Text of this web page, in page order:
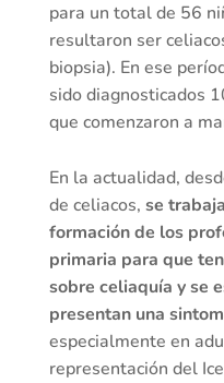
para un total de 56
resultaron ser
biopsia). En ese
sido diagnosticados
que comenzaron a
En la actualidad,
de celiacos, se
formación de los
primaria para que
sobre celiaquía y se
presentan una
especialmente en
representación del